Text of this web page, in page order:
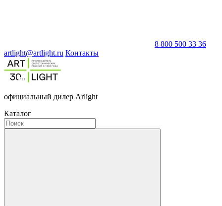
8 800 500 33 36
artlight@artlight.ru Контакты
официальный дилер Arlight
Каталог